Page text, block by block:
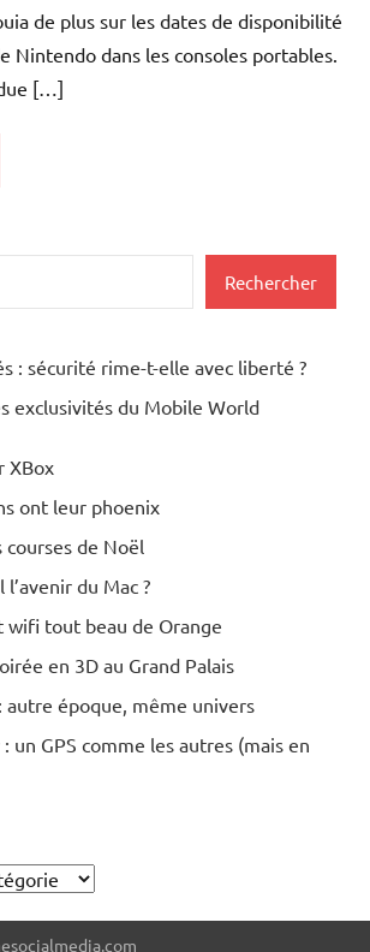
de plus sur les dates de disponibilité
Nintendo dans les consoles portables.
[…]
Rechercher
: sécurité rime-t-elle avec liberté ?
exclusivités du Mobile World
XBox
ont leur phoenix
courses de Noël
l’avenir du Mac ?
wifi tout beau de Orange
en 3D au Grand Palais
époque, même univers
un GPS comme les autres (mais en